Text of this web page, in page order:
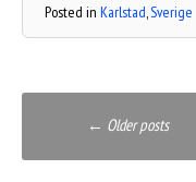
Posted in Karlstad,Sverige
Posts
navigation
← Older posts